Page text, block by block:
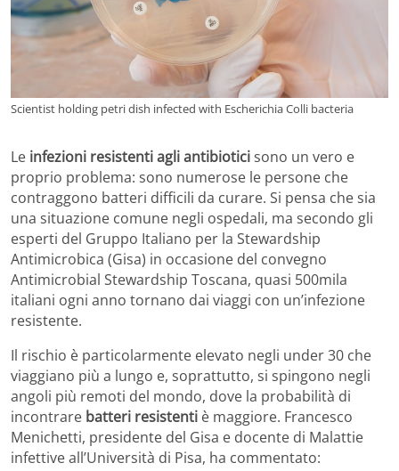
Scientist holding petri dish infected with Escherichia Colli bacteria
Le infezioni resistenti agli antibioticisono un vero e
proprio problema: sono numerose le persone che
contraggono batteri difficili da curare. Si pensa che sia
una situazione comune negli ospedali, ma secondo gli
esperti del Gruppo Italiano per la Stewardship
Antimicrobica (Gisa) in occasione del convegno
Antimicrobial Stewardship Toscana, quasi 500mila
italiani ogni anno tornano dai viaggi con un’infezione
resistente.
Il rischio è particolarmente elevato negli under 30 che
viaggiano più a lungo e, soprattutto, si spingono negli
angoli più remoti del mondo, dove la probabilità di
incontrare batteri resistenti è maggiore. Francesco
Menichetti, presidente del Gisa e docente di Malattie
infettive all’Università di Pisa, ha commentato: